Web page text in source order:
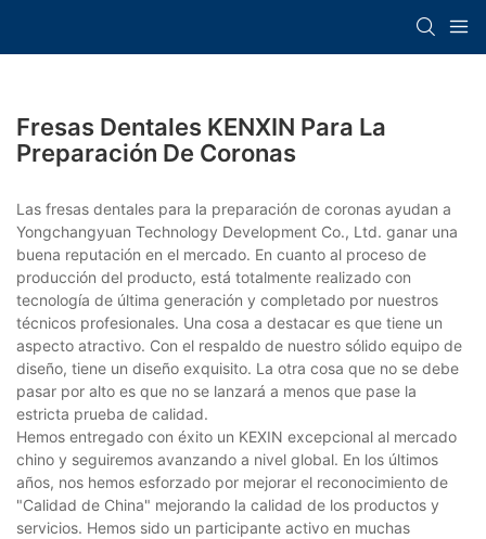
Fresas Dentales KENXIN Para La
Preparación De Coronas
Las fresas dentales para la preparación de coronas ayudan a
Yongchangyuan Technology Development Co., Ltd. ganar una
buena reputación en el mercado. En cuanto al proceso de
producción del producto, está totalmente realizado con
tecnología de última generación y completado por nuestros
técnicos profesionales. Una cosa a destacar es que tiene un
aspecto atractivo. Con el respaldo de nuestro sólido equipo de
diseño, tiene un diseño exquisito. La otra cosa que no se debe
pasar por alto es que no se lanzará a menos que pase la
estricta prueba de calidad.
Hemos entregado con éxito un KEXIN excepcional al mercado
chino y seguiremos avanzando a nivel global. En los últimos
años, nos hemos esforzado por mejorar el reconocimiento de
"Calidad de China" mejorando la calidad de los productos y
servicios. Hemos sido un participante activo en muchas